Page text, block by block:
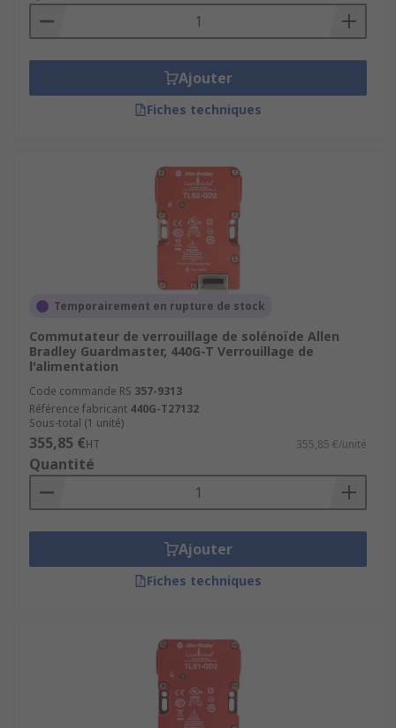
Ajouter
Fiches techniques
Temporairement en rupture de stock
Commutateur de verrouillage de solénoïde Allen
Bradley Guardmaster, 440G-T Verrouillage de
l'alimentation
Code commande RS 357-9313
Référence fabricant 440G-T27132
Sous-total (1 unité)
355,85 €HT 355,85 €/unité
Quantité
Ajouter
Fiches techniques